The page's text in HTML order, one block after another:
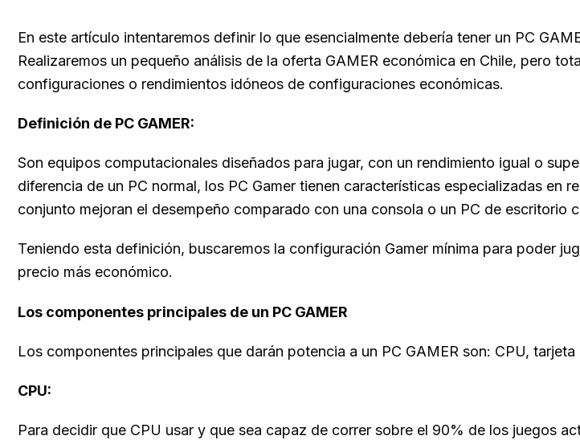
En este artículo intentaremos definir lo que esencialmente debería tener un PC
Realizaremos un pequeño análisis de la oferta GAMER económica en Chile, pero
configuraciones o rendimientos idóneos de configuraciones económicas.
Definición de PC GAMER:
Son equipos computacionales diseñados para jugar, con un rendimiento igual o
diferencia de un PC normal, los PC Gamer tienen características especializadas
conjunto mejoran el desempeño comparado con una consola o un PC de escritorio
Teniendo esta definición, buscaremos la configuración Gamer mínima para poder
precio más económico.
Los componentes principales de un PC GAMER
Los componentes principales que darán potencia a un PC GAMER son: CPU,
CPU:
Para decidir que CPU usar y que sea capaz de correr sobre el 90% de los juegos